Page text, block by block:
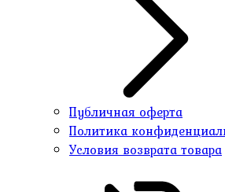
Публичная оферта
Политика
Условия возврата товара